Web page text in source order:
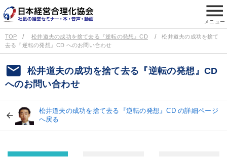
menu
メニュー
TOP 松井道夫の成功を捨て去る『逆転の発想』CD
松井道夫の成功を捨て
去る『逆転の発想』CD へのお問い合わせ
email
松井道夫の成功を捨て去る『逆転の発想』CD
へのお問い合わせ
松井道夫の成功を捨て去る『逆転の発想』CD の詳細ページ
へ戻る